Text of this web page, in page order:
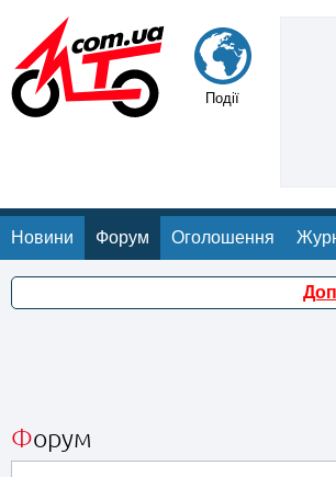
Події
Новини Форум Оголошення
Форум